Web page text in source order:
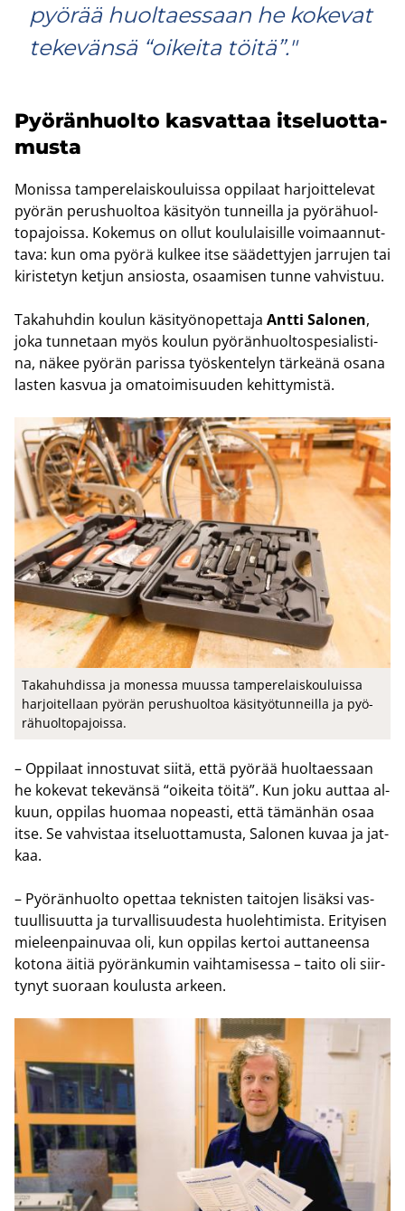
pyörää huoltaessaan he kokevat
tekevänsä “oikeita töitä”."
Pyö­rän­huol­to kas­vat­taa it­se­luot­ta­
mus­ta
Mo­nis­sa tam­pe­re­lais­kou­luis­sa op­pi­laat har­joit­te­le­vat
pyö­rän pe­rus­huol­toa kä­si­työn tun­neil­la ja pyö­rä­huol­
to­pa­jois­sa. Ko­ke­mus on ollut kou­lu­lai­sil­le voi­maan­nut­
ta­va: kun oma pyörä kul­kee itse sää­det­ty­jen jar­ru­jen tai
ki­ris­te­tyn ket­jun an­sios­ta, osaa­mi­sen tunne vah­vis­tuu.
Ta­ka­huh­din kou­lun kä­si­työn­opet­ta­ja Antti Sa­lo­nen,
joka tun­ne­taan myös kou­lun pyö­rän­huol­tos­pe­sia­lis­ti­
na, näkee pyö­rän pa­ris­sa työs­ken­te­lyn tär­keä­nä osana
las­ten kas­vua ja oma­toi­mi­suu­den ke­hit­ty­mis­tä.
Ta­ka­huh­dis­sa ja mo­nes­sa muus­sa tam­pe­re­lais­kou­luis­sa
har­joi­tel­laan pyö­rän pe­rus­huol­toa kä­si­työ­tun­neil­la ja pyö­
rä­huol­to­pa­jois­sa.
– Op­pi­laat in­nos­tu­vat siitä, että pyö­rää huol­taes­saan
he ko­ke­vat te­ke­vän­sä “oi­kei­ta töitä”. Kun joku aut­taa al­
kuun, op­pi­las huo­maa no­peas­ti, että tä­män­hän osaa
itse. Se vah­vis­taa it­se­luot­ta­mus­ta, Sa­lo­nen kuvaa ja jat­
kaa.
– Pyö­rän­huol­to opet­taa tek­nis­ten tai­to­jen li­säk­si vas­
tuul­li­suut­ta ja tur­val­li­suu­des­ta huo­leh­ti­mis­ta. Eri­tyi­sen
mie­leen­pai­nu­vaa oli, kun op­pi­las ker­toi aut­ta­neen­sa
ko­to­na äitiä pyö­rän­ku­min vaih­ta­mi­ses­sa – taito oli siir­
ty­nyt suo­raan kou­lus­ta ar­keen.